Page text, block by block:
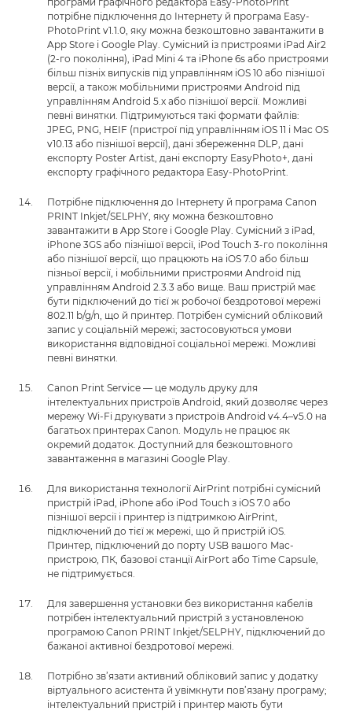
потрібне підключення до Інтернету й програма Easy-
PhotoPrint v1.1.0, яку можна безкоштовно завантажити в
App Store і Google Play. Сумісний із пристроями iPad Air2
(2-го покоління), iPad Mini 4 та iPhone 6s або пристроями
більш пізніх випусків під управлінням iOS 10 або пізнішої
версії, а також мобільними пристроями Android під
управлінням Android 5.x або пізнішої версії. Можливі
певні винятки. Підтримуються такі формати файлів:
JPEG, PNG, HEIF (пристрої під управлінням iOS 11 і Mac OS
v10.13 або пізнішої версії), дані збереження DLP, дані
експорту Poster Artist, дані експорту EasyPhoto+, дані
експорту графічного редактора Easy-PhotoPrint.
Потрібне підключення до Інтернету й програма Canon
PRINT Inkjet/SELPHY, яку можна безкоштовно
завантажити в App Store і Google Play. Сумісний з iPad,
iPhone 3GS або пізнішої версії, iPod Touch 3-го покоління
або пізнішої версії, що працюють на iOS 7.0 або більш
пізньої версії, і мобільними пристроями Android під
управлінням Android 2.3.3 або вище. Ваш пристрій має
бути підключений до тієї ж робочої бездротової мережі
802.11 b/g/n, що й принтер. Потрібен сумісний обліковий
запис у соціальній мережі; застосовуються умови
використання відповідної соціальної мережі. Можливі
певні винятки.
Canon Print Service — це модуль друку для
інтелектуальних пристроїв Android, який дозволяє через
мережу Wi-Fi друкувати з пристроїв Android v4.4–v5.0 на
багатьох принтерах Canon. Модуль не працює як
окремий додаток. Доступний для безкоштовного
завантаження в магазині Google Play.
Для використання технології AirPrint потрібні сумісний
пристрій iPad, iPhone або iPod Touch з iOS 7.0 або
пізнішої версії і принтер із підтримкою AirPrint,
підключений до тієї ж мережі, що й пристрій iOS.
Принтер, підключений до порту USB вашого Mac-
пристрою, ПК, базової станції AirPort або Time Capsule,
не підтримується.
Для завершення установки без використання кабелів
потрібен інтелектуальний пристрій з установленою
програмою Canon PRINT Inkjet/SELPHY, підключений до
бажаної активної бездротової мережі.
Потрібно зв’язати активний обліковий запис у додатку
віртуального асистента й увімкнути пов’язану програму;
інтелектуальний пристрій і принтер мають бути